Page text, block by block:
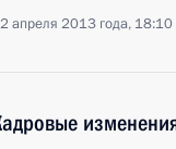
апреля 2013 года, 18:10